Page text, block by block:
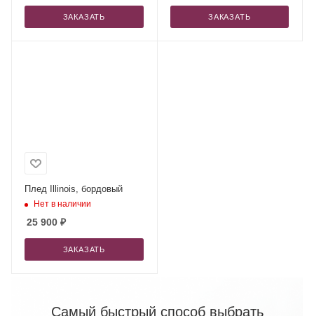
ЗАКАЗАТЬ ЗАКАЗАТЬ
Плед Illinois, бордовый
Нет в наличии
25 900 ₽
ЗАКАЗАТЬ
Самый быстрый способ выбрать